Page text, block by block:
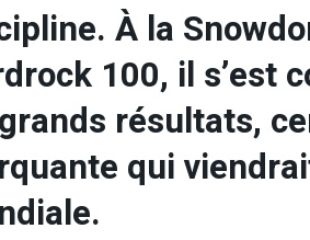
À la
100, il s’est
résultats,
qui